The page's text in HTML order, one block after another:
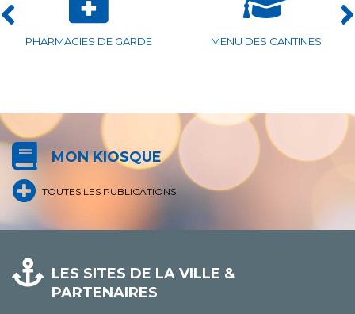
MENU DES CANTINES ASSOCIATIONS ISLOISES
MON KIOSQUE
TOUTES LES PUBLICATIONS
LES SITES DE LA VILLE &
PARTENAIRES